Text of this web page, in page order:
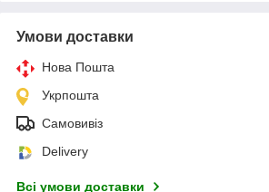
Умови доставки
Нова Пошта
Укрпошта
Самовивіз
Delivery
Всі умови доставки